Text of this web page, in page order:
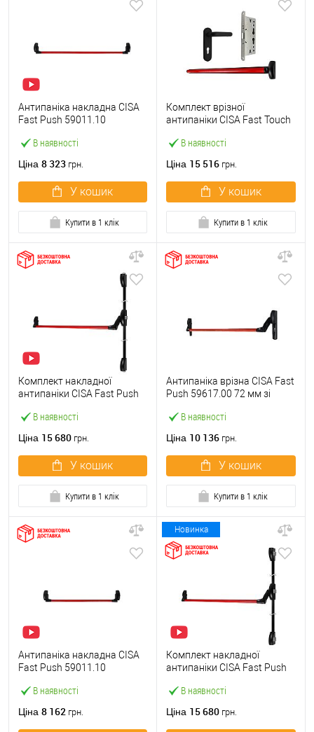
В наявності
Антипаніка накладна CISA
Fast Push 59011.10
штангою 1200 мм червона
Ціна 8 323 грн.
У кошик
Купити в 1 клік
В наявності
Комплект врізної
антипаніки CISA Fast Touch
із замком та ручкою
Ціна 15 516 грн.
У кошик
Купити в 1 клік
В наявності
Комплект накладної
антипаніки CISA Fast Push
точковий вверх-вниз
Ціна 15 680 грн.
У кошик
Купити в 1 клік
В наявності
Антипаніка врізна CISA Fast
Push 59617.00 72 мм зі
Ціна 10 136 грн.
У кошик
Купити в 1 клік
В наявності
Антипаніка накладна CISA
Fast Push 59011.10
штангою 900 мм червона
Ціна 8 162 грн.
Новинка
В наявності
Комплект накладної
антипаніки CISA Fast Push
точковий вбік червона
Ціна 15 680 грн.